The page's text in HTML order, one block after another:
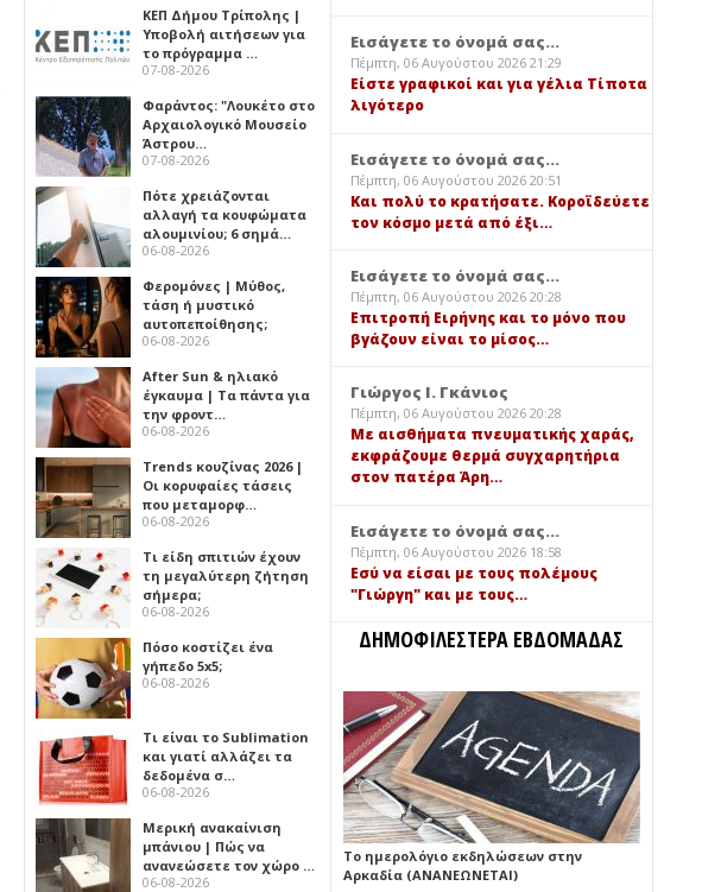
ΚΕΠ Δήμου Τρίπολης |
Υποβολή αιτήσεων για
το πρόγραμμα …
07-08-2026
Φαράντος: "Λουκέτο στο
Αρχαιολογικό Μουσείο
Άστρου…
07-08-2026
Πότε χρειάζονται
αλλαγή τα κουφώματα
αλουμινίου; 6 σημά…
06-08-2026
Φερομόνες | Μύθος,
τάση ή μυστικό
αυτοπεποίθησης;
06-08-2026
After Sun & ηλιακό
έγκαυμα | Τα πάντα για
την φροντ…
06-08-2026
Trends κουζίνας 2026 |
Οι κορυφαίες τάσεις
που μεταμορφ…
06-08-2026
Τι είδη σπιτιών έχουν
τη μεγαλύτερη ζήτηση
σήμερα;
06-08-2026
Πόσο κοστίζει ένα
γήπεδο 5x5;
06-08-2026
Τι είναι το Sublimation
και γιατί αλλάζει τα
δεδομένα σ…
06-08-2026
Μερική ανακαίνιση
μπάνιου | Πώς να
ανανεώσετε τον χώρο …
06-08-2026
Εισάγετε το όνομά σας...
Πέμπτη, 06 Αυγούστου 2026 21:29
Είστε γραφικοί και για γέλια Τίποτα
λιγότερο
Εισάγετε το όνομά σας...
Πέμπτη, 06 Αυγούστου 2026 20:51
Και πολύ το κρατήσατε. Κοροϊδεύετε
τον κόσμο μετά από έξι…
Εισάγετε το όνομά σας...
Πέμπτη, 06 Αυγούστου 2026 20:28
Επιτροπή Ειρήνης και το μόνο που
βγάζουν είναι το μίσος…
Γιώργος Ι. Γκάνιος
Πέμπτη, 06 Αυγούστου 2026 20:28
Με αισθήματα πνευματικής χαράς,
εκφράζουμε θερμά συγχαρητήρια
στον πατέρα Άρη…
Εισάγετε το όνομά σας...
Πέμπτη, 06 Αυγούστου 2026 18:58
Εσύ να είσαι με τους πολέμους
"Γιώργη" και με τους…
ΔΗΜΟΦΙΛΕΣΤΕΡΑ ΕΒΔΟΜΑΔΑΣ
Το ημερολόγιο εκδηλώσεων στην
Αρκαδία (ΑΝΑΝΕΩΝΕΤΑΙ)